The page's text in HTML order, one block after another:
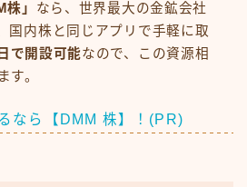
株」 なら、世界最大の金鉱会社
国内株と同じアプリで手軽に取
で開設可能なので、この資源相
す。
なら【DMM 株】！(PR)